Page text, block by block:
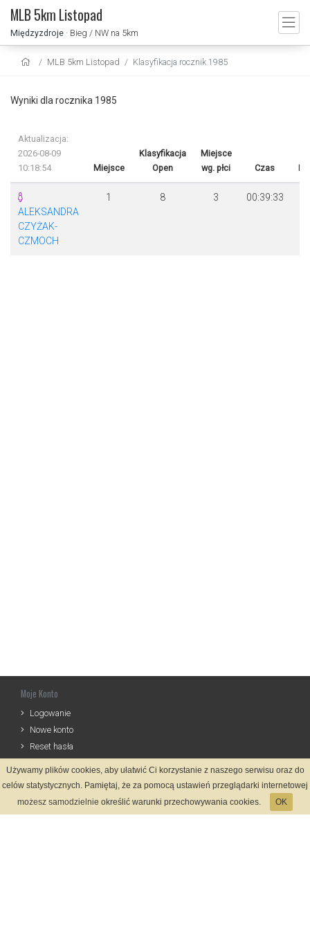
MLB 5km Listopad
Międzyzdroje · Bieg / NW na 5km
MLB 5km Listopad Klasyfikacja rocznik 1985
Wyniki dla rocznika 1985
Aktualizacja:
2026-08-09
10:18:54
Miejsce
Klasyfikacja
Open
Miejsce
wg. płci
Czas
ALEKSANDRA
CZYŻAK-
CZMOCH
1 8 3 00:39:33
Moje Konto
Logowanie
Nowe konto
Reset hasła
Informacje
Zasady Rejestracji
Używamy plików cookies, aby ułatwić Ci korzystanie z naszego serwisu oraz do
celów statystycznych. Pamiętaj, że za pomocą ustawień przeglądarki internetowej
możesz samodzielnie określić warunki przechowywania cookies.
OK